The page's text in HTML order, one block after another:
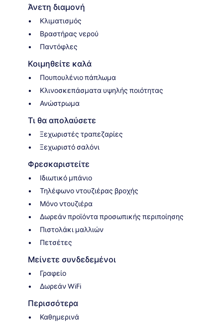
Άνετη διαμονή
Κλιματισμός
Βραστήρας νερού
Παντόφλες
Κοιμηθείτε καλά
Πουπουλένιο πάπλωμα
Κλινοσκεπάσματα υψηλής ποιότητας
Ανώστρωμα
Τι θα απολαύσετε
Ξεχωριστές τραπεζαρίες
Ξεχωριστό σαλόνι
Φρεσκαριστείτε
Ιδιωτικό μπάνιο
Τηλέφωνο ντουζιέρας βροχής
Μόνο ντουζιέρα
Δωρεάν προϊόντα προσωπικής περιποίησης
Πιστολάκι μαλλιών
Πετσέτες
Μείνετε συνδεδεμένοι
Γραφείο
Δωρεάν WiFi
Περισσότερα
Καθημερινά